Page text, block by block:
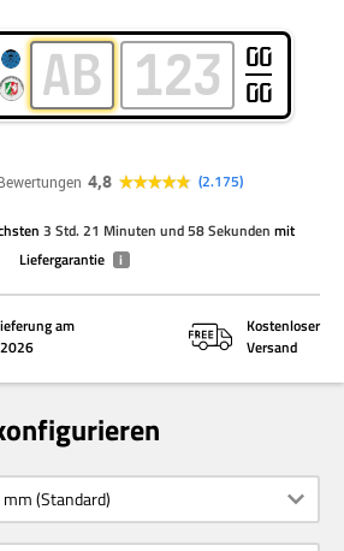
00
00
4,8 2.175
3 Std. 21 Minuten und 58 Sekunden mit
Liefergarantie
i
am
Kostenloser
Versand